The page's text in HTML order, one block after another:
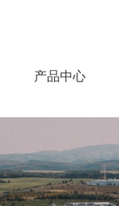
产品中心